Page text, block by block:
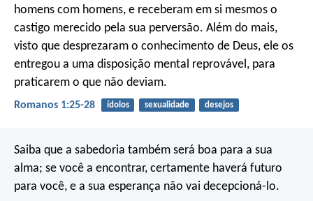
homens com homens, e receberam em si mesmos o
castigo merecido pela sua perversão. Além do mais,
visto que desprezaram o conhecimento de Deus, ele os
entregou a uma disposição mental reprovável, para
praticarem o que não deviam.
Romanos 1:25-28 ídolos sexualidade desejos
Saiba que a sabedoria também será boa para a sua
alma; se você a encontrar, certamente haverá futuro
para você, e a sua esperança não vai decepcioná-lo.